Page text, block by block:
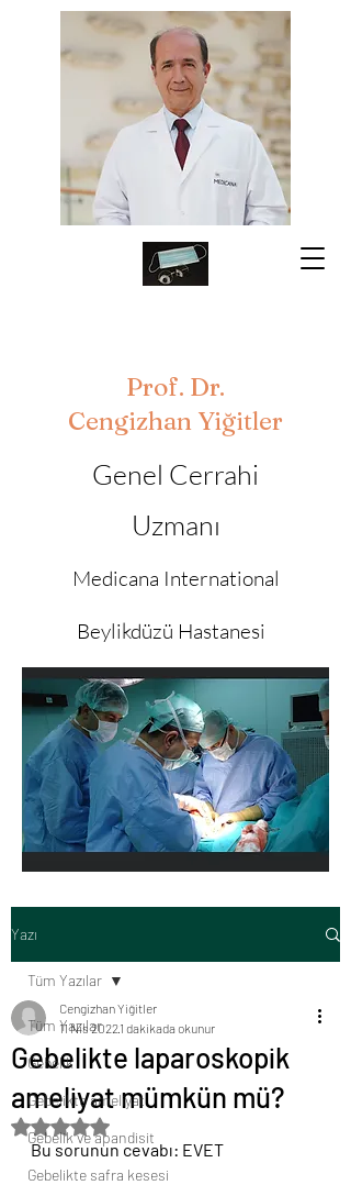
Genel Cerrahi
Uzmanı
Medicana International
Beylikdüzü Hastanesi
Prof. Dr.
Cengizhan Yiğitler
Yazı
Tüm Yazılar
Gebelik
Gebelikte ameliyat
Gebelik ve apandisit
Gebelikte safra kesesi
Tüm Yazılar
Gebelikte laparoskopik
ameliyat mümkün mü?
Cengizhan Yiğitler
11 Nis 20221 dakikada okunur
5 üzerinden NaN yıldız
Bu sorunun cevabı: EVET